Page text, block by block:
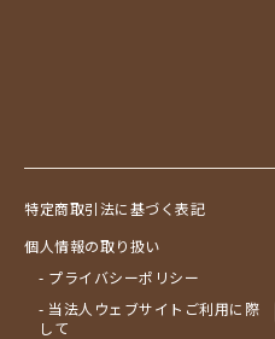
特定商取引法に基づく表記
個人情報の取り扱い
- プライバシーポリシー
- 当法人ウェブサイトご利用に際
して